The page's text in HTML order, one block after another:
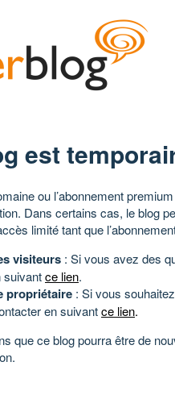
est
ou l’abonnement
Dans certains cas, le blog
limité tant que
visiteurs : Si vous avez des
suivantce lien.
propriétaire : Si vous
en suivantce lien.
que ce blog pourra être de